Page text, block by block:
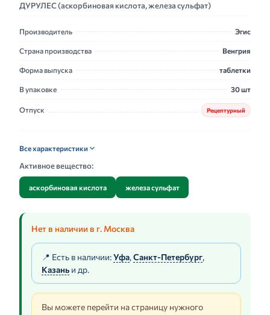
ДУРУЛЕС (аскорбиновая кислота, железа сульфат)
Производитель Эгис
Страна производства Венгрия
Форма выпуска таблетки
В упаковке 30 шт
Отпуск Рецептурный
Все характеристики
Активное вещество:
аскорбиновая кислота железа сульфат
Нет в наличии в г. Москва
📍 Есть в наличии:Уфа,Санкт-Петербург,
Казань и др.
Вы можете перейти на страницу нужного